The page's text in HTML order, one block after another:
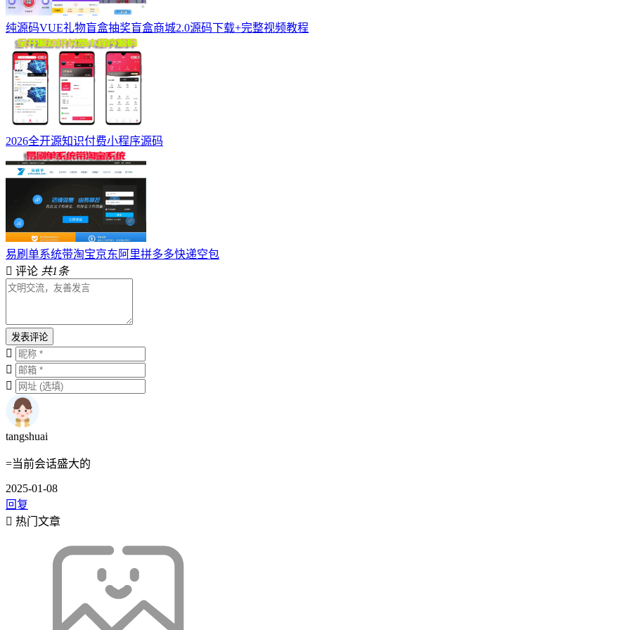
纯源码VUE礼物盲盒抽奖盲盒商城2.0源码下载+完整视频教程
2026全开源知识付费小程序源码
易刷单系统带淘宝京东阿里拼多多快递空包
评论 共1条
发表评论
tangshuai
=当前会话盛大的
2025-01-08
回复
热门文章